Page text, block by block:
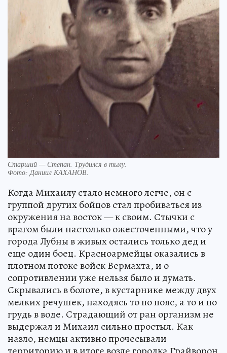
Старший — Степан. Трудился в тылу.
Фото:Даниил КАХАНОВ.
Когда Михаилу стало немного легче, он с
группой других бойцов стал пробиваться из
окружения на восток — к своим. Стычки с
врагом были настолько ожесточенными, что у
города Лубны в живых остались только дед и
еще один боец. Красноармейцы оказались в
плотном потоке войск Вермахта, и о
сопротивлении уже нельзя было и думать.
Скрывались в болоте, в кустарнике между двух
мелких речушек, находясь то по пояс, а то и по
грудь в воде. Страдающий от ран организм не
выдержал и Михаил сильно простыл. Как
назло, немцы активно прочесывали